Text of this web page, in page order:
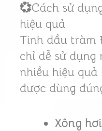
💞Cách sử
hiệu quả
Tinh dầu tràm
chỉ dễ sử
nhiều hiệu
được dùng
Xông